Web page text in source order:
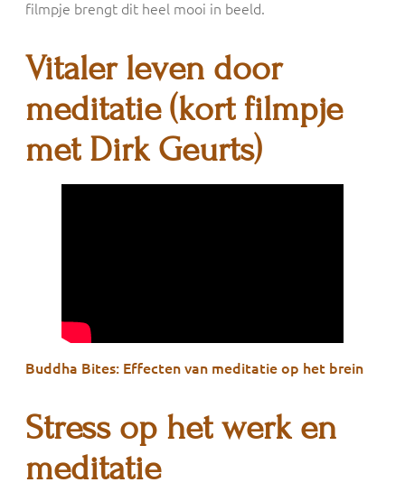
filmpje brengt dit heel mooi in beeld.
Vitaler leven door
meditatie (kort filmpje
met Dirk Geurts)
Buddha Bites: Effecten van meditatie op het brein
Stress op het werk en
meditatie